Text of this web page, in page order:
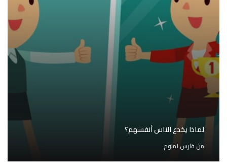
لماذا يخدع الناس أنفسهم؟
من فارس نمنوم